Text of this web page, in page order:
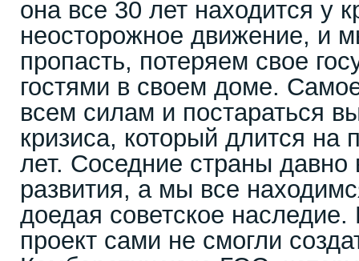
она все 30 лет находится у
неосторожное движение, и
пропасть, потеряем свое
гостями в своем доме.
всем силам и постараться
кризиса, который длится на
лет. Соседние страны
развития, а мы все
доедая советское
проект сами не смогли